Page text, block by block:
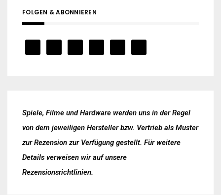
FOLGEN & ABONNIEREN
Spiele, Filme und Hardware werden uns in der Regel
von dem jeweiligen Hersteller bzw. Vertrieb als Muster
zur Rezension zur Verfügung gestellt. Für weitere
Details verweisen wir auf unsere
Rezensionsrichtlinien.